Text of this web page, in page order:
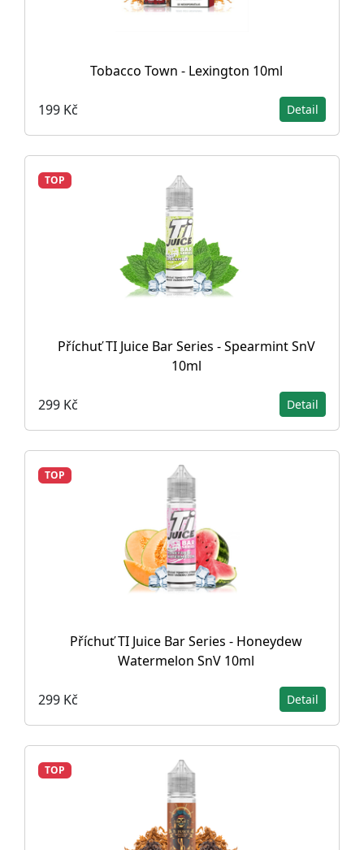
Tobacco Town - Lexington 10ml
199 Kč Detail
TOP
Příchuť TI Juice Bar Series - Spearmint SnV
10ml
299 Kč Detail
TOP
Příchuť TI Juice Bar Series - Honeydew
Watermelon SnV 10ml
299 Kč Detail
TOP